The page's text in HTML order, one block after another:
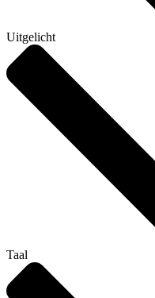
Uitgelicht
Taal